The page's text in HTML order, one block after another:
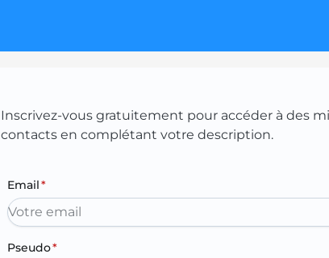
Inscrivez-vous gratuitement pour accéder à des
contacts en complétant votre description.
Email*
Pseudo*